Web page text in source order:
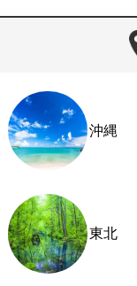
沖縄
東北